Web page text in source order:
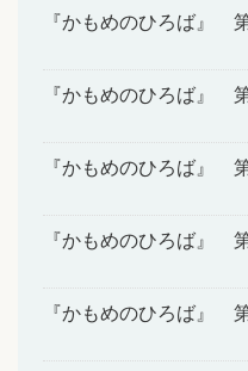
『かもめのひろば』
『かもめのひろば』
『かもめのひろば』
『かもめのひろば』
『かもめのひろば』